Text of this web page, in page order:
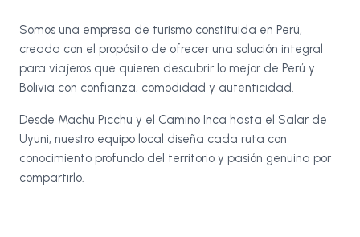
Somos una empresa de turismo constituida en Perú,
creada con el propósito de ofrecer una solución integral
para viajeros que quieren descubrir lo mejor de Perú y
Bolivia con confianza, comodidad y autenticidad.
Desde Machu Picchu y el Camino Inca hasta el Salar de
Uyuni, nuestro equipo local diseña cada ruta con
conocimiento profundo del territorio y pasión genuina por
compartirlo.